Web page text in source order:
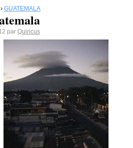
› GUATEMALA
par Quiricus